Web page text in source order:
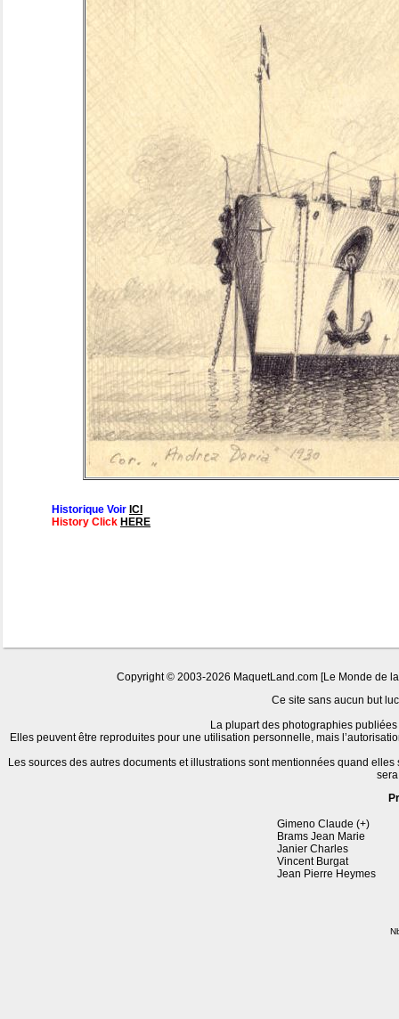
Historique Voir ICI
History Click HERE
Copyright © 2003-2026 MaquetLand.com [Le Monde de
Ce site sans aucun but
La plupart des photographies
Elles peuvent être reproduites pour une utilisation personnelle, mais
Les sources des autres documents et illustrations sont mentionnées quand
Gimeno Claude (+)
Brams Jean Marie
Janier Charles
Vincent Burgat
Jean Pierre Heymes